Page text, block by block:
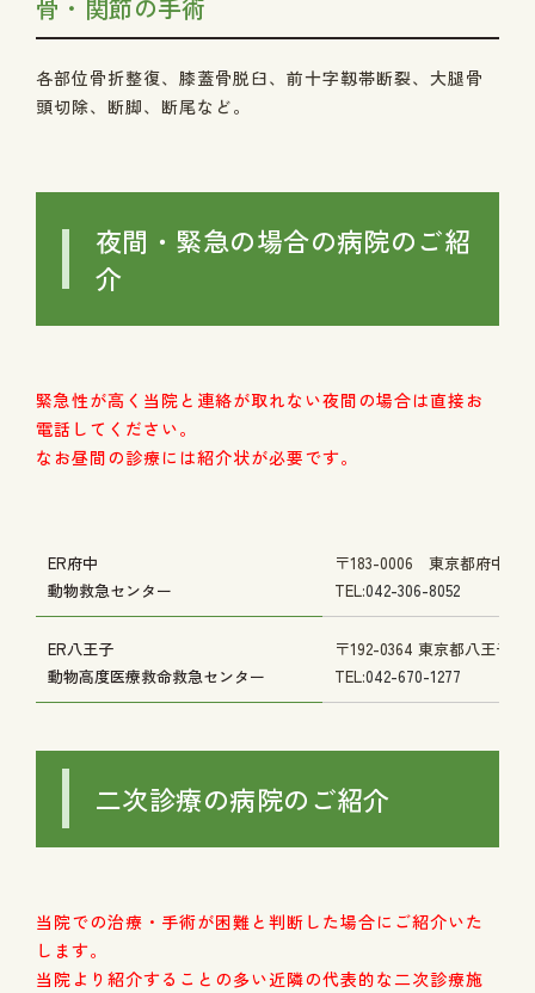
骨・関節の手術
各部位骨折整復、膝蓋骨脱臼、前十字靱帯断裂、大腿骨
頭切除、断脚、断尾など。
夜間・緊急の場合の病院のご紹
介
緊急性が高く当院と連絡が取れない夜間の場合は直接お
電話してください。
なお昼間の診療には紹介状が必要です。
ER府中
動物救急センター
〒183-0006 東京都府中市
TEL:042-306-8052
ER八王子
動物高度医療救命救急センター
〒192-0364 東京都八王子
TEL:042-670-1277
二次診療の病院のご紹介
当院での治療・手術が困難と判断した場合にご紹介いた
します。
当院より紹介することの多い近隣の代表的な二次診療施